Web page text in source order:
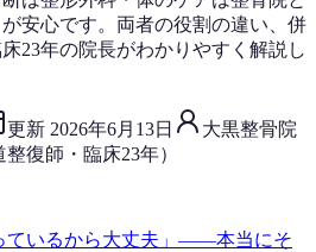
安心です。両者の役割の違い、併
23年の院長がわかりやすく解説し
更新 2026年6月13日
大黒整骨院
復師・臨床23年）
ているから大丈夫」——本当にそ